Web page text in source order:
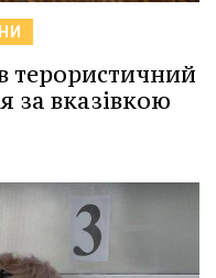
терористичний
за вказівкою